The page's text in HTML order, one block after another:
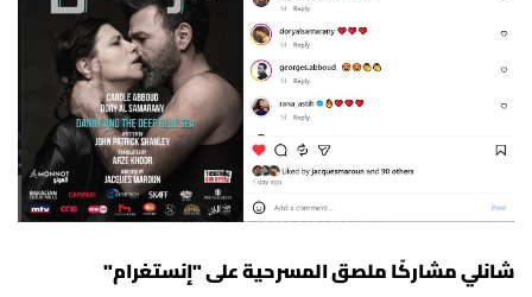
شانلي مشاركًا ملصق المسرحية على "إنستغرام"